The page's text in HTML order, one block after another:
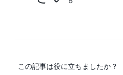
この記事は役に立ちましたか？